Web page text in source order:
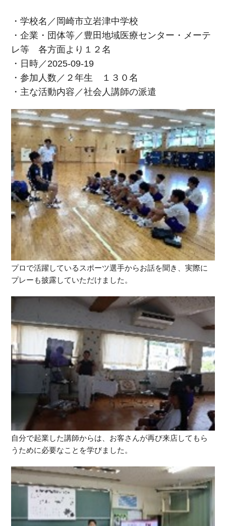
・学校名／岡崎市立岩津中学校
・企業・団体等／豊田地域医療センター・メーテ
レ等 各方面より１２名
・日時／2025-09-19
・参加人数／２年生 １３０名
・主な活動内容／社会人講師の派遣
プロで活躍しているスポーツ選手からお話を聞き、実際に
プレーも披露していただけました。
自分で起業した講師からは、お客さんが再び来店してもら
うために必要なことを学びました。